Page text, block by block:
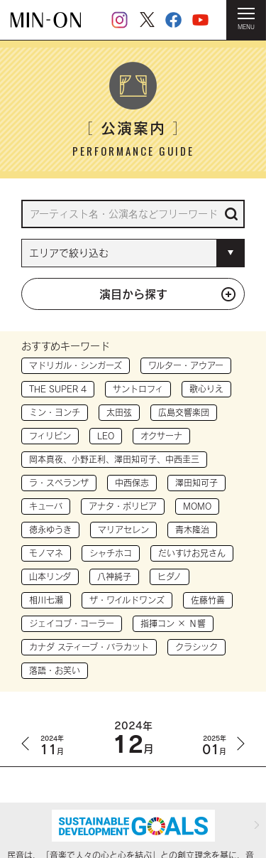
MENU
HOME ＞ 公演案内
［公演案内］
PERFORMANCE GUIDE
演目から探す
おすすめキーワード
マドリガル・シンガーズ ワルター・アウアー
THE SUPER 4 サントロフィ 歌心りえ
ミン・ヨンチ 太田弦 広島交響楽団
フィリピン LEO オクサーナ
岡本真夜、小野正利、澤田知可子、中西圭三
ラ・スペランザ 中西保志 澤田知可子
キューバ アナタ・ボリビア MOMO
徳永ゆうき マリアセレン 青木隆治
モノマネ シャチホコ だいすけお兄さん
山本リンダ 八神純子 ヒダノ
相川七瀬 ザ・ワイルドワンズ 佐藤竹善
ジェイコブ・コーラー 指揮コン × Ｎ響
カナダ スティーブ・バラカット クラシック
落語・お笑い
2024年
11 月
2024年
12月
2025年
01 月
民音は、「音楽で人々の心と心を結ぶ」との創立理念を基に、音